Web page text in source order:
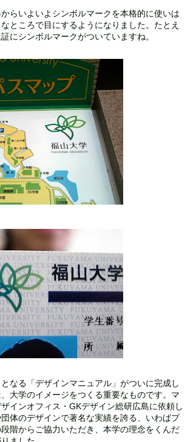
らいよいよシンボルマークを本格的に使いは
ところで目にするようになりました。たとえ
にシンボルマークがついていますね。
なる「デザインマニュアル」がついに完成し
大学のイメージをつくる重要なものです。マ
インオフィス・GKデザイン総研広島に依頼し
体のデザインで著名な実績を誇る、いわばプ
階からご協力いただき、本学の理念をくんだ